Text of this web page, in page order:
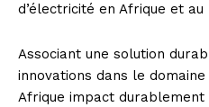
d’électricité en Afrique et au
Associant une solution
innovations dans le
Afrique impact